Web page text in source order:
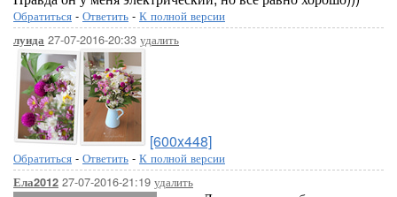
Обратиться - Ответить - К полной версии
луида 27-07-2016-20:33 удалить
[600x448]
Обратиться - Ответить - К полной версии
Ела2012 27-07-2016-21:19 удалить